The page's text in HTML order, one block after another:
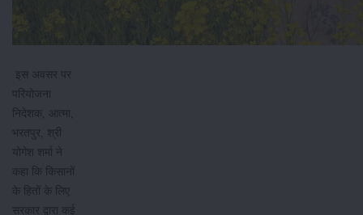
इस अवसर पर
परियोजना
निदेशक, आत्मा,
भरतपुर, श्री
योगेश शर्मा ने
कहा कि किसानों
के हितों के लिए
सरकार द्वारा कई